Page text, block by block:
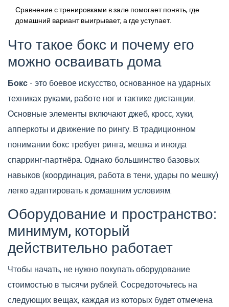
Сравнение с тренировками в зале помогает понять, где
домашний вариант выигрывает, а где уступает.
Что такое бокс и почему его
можно осваивать дома
Бокс - это боевое искусство, основанное на ударных
техниках руками, работе ног и тактике дистанции.
Основные элементы включают джеб, кросс, хуки,
апперкоты и движение по рингу. В традиционном
понимании бокс требует ринга, мешка и иногда
спарринг‑партнёра. Однако большинство базовых
навыков (координация, работа в тени, удары по мешку)
легко адаптировать к домашним условиям.
Оборудование и пространство:
минимум, который
действительно работает
Чтобы начать, не нужно покупать оборудование
стоимостью в тысячи рублей. Сосредоточьтесь на
следующих вещах, каждая из которых будет отмечена